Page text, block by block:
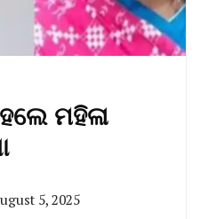
ମହିଳା
5, 2025